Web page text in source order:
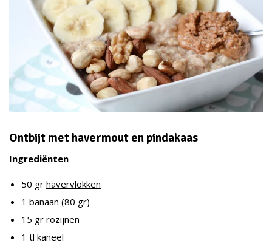
Ontbijt met havermout en pindakaas
Ingrediënten
50 gr havervlokken
1 banaan (80 gr)
15 gr rozijnen
1 tl kaneel